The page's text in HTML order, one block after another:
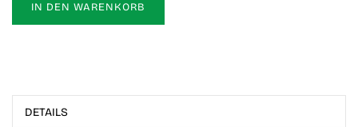
IN DEN WARENKORB
DETAILS